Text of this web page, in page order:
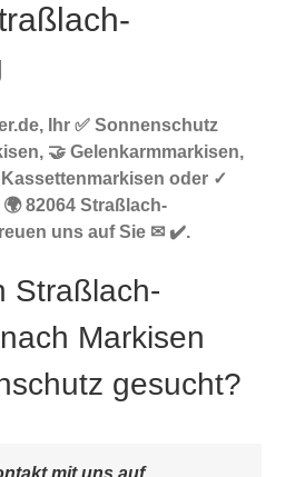
Ihr ✅ Sonnenschutz
🤝 Gelenkarmmarkisen,
Kassettenmarkisen oder ✓
82064 Straßlach-
uns auf Sie ✉ ✔️.
Straßlach-
Markisen
gesucht?